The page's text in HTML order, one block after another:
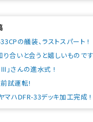
の艤装、ラストスパート !
り合いと会うと嬉しいもので
」さんの進水式 !
試運転!
ヤマハDFR-33デッキ加工完成 !